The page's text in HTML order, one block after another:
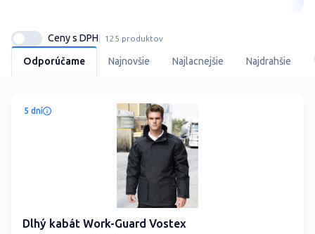
Odporúčame Najnovšie Najlacnejšie Najdrahšie
Ceny s DPH 125 produktov
5 dní
Dlhý kabát Work-Guard Vostex